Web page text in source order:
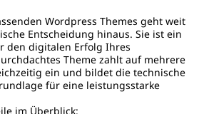
Wordpress Themes geht weit
Entscheidung hinaus. Sie ist ein
den digitalen Erfolg Ihres
Theme zahlt auf mehrere
ein und bildet die technische
für eine leistungsstarke
im Überblick: